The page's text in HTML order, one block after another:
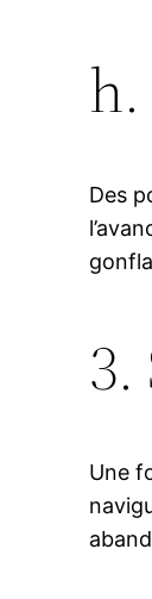
Des
Une